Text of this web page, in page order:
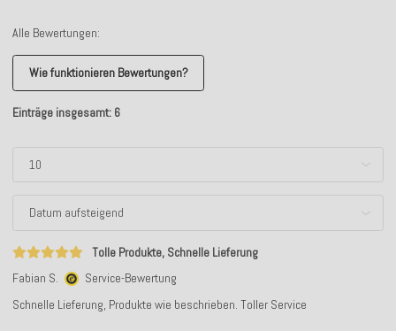
Alle Bewertungen:
Wie funktionieren Bewertungen?
Einträge insgesamt: 6
Tolle Produkte, Schnelle Lieferung
Fabian S.
Service-Bewertung
Schnelle Lieferung, Produkte wie beschrieben. Toller Service